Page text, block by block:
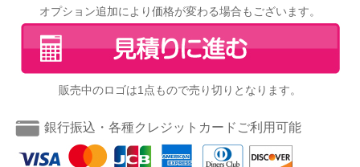
オプション追加により価格が変わる場合もございます。
販売中のロゴは1点もので売り切りとなります。
銀行振込・各種クレジットカードご利用可能